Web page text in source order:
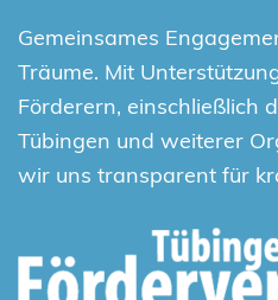
Gemeinsames
Träume. Mit
Förderern, einschließlich
Tübingen und weiterer
wir uns transparent für